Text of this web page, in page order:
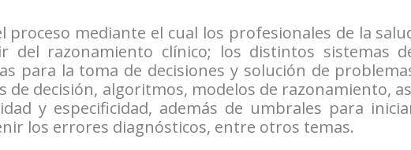
proceso mediante el cual los profesionales de la
del razonamiento clínico; los distintos sistemas
para la toma de decisiones y solución de
de decisión, algoritmos, modelos de razonamiento,
y especificidad, además de umbrales para
los errores diagnósticos, entre otros temas.